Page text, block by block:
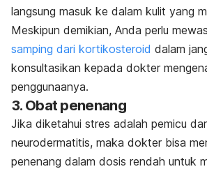
langsung masuk ke dalam kulit yang
Meskipun demikian, Anda perlu
samping dari kortikosteroid dalam
konsultasikan kepada dokter
penggunaanya.
3. Obat penenang
Jika diketahui stres adalah pemicu
neurodermatitis, maka dokter bisa
penenang dalam dosis rendah untuk